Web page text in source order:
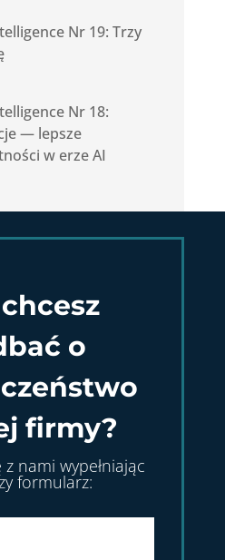
Nr 19: Trzy
Nr 18:
— lepsze
w erze AI
o
firmy?
nami wypełniając
formularz: